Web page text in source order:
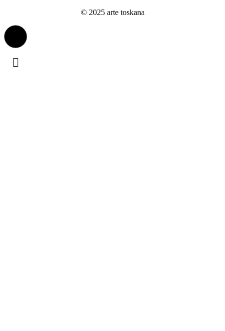
© 2025 arte toskana